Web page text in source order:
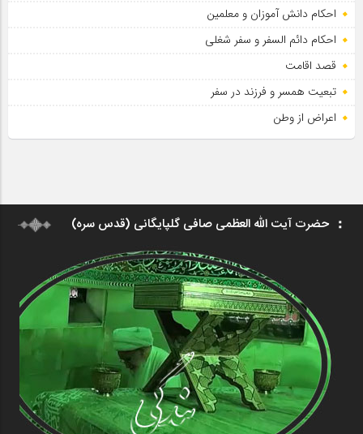
احکام دانش آموزان و معلمین
احکام دائم السفر و سفر شغلی
قصد اقامت
تبعیت همسر و فرزند در سفر
اعراض از وطن
حضرت آیت الله العظمی صافی گلپایگانی (قدس سره)